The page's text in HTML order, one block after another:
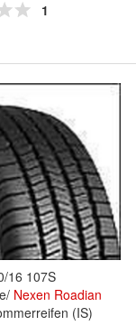
1
16 107S
Nexen Roadian
(IS)